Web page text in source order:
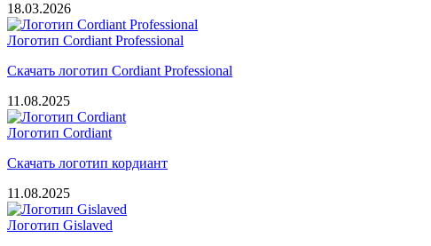
18.03.2026
Логотип Cordiant Professional
Скачать логотип Cordiant Professional
11.08.2025
Логотип Cordiant
Скачать логотип кордиант
11.08.2025
Логотип Gislaved